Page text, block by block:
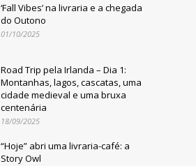
‘Fall Vibes’ na livraria e a chegada
do Outono
01/10/2025
Road Trip pela Irlanda – Dia 1:
Montanhas, lagos, cascatas, uma
cidade medieval e uma bruxa
centenária
18/09/2025
“Hoje” abri uma livraria-café: a
Story Owl